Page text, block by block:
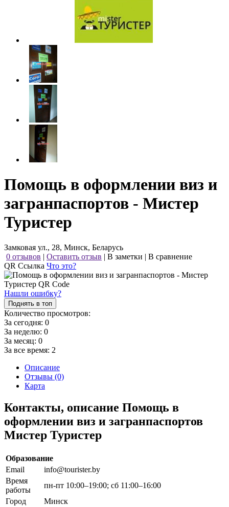
Помощь в оформлении виз и
загранпаспортов - Мистер
Туристер
Замковая ул., 28, Минск, Беларусь
0 отзывов | Оставить отзыв | В заметки | В сравнение
QR Ссылка Что это?
Нашли ошибку?
Поднять в топ
Количество просмотров:
За сегодня: 0
За неделю: 0
За месяц: 0
За все время: 2
Описание
Отзывы (0)
Карта
Контакты, описание Помощь в
оформлении виз и загранпаспортов
Мистер Туристер
Образование
Email
info@tourister.by
Время
работы
пн-пт 10:00–19:00; сб 11:00–16:00
Город
Минск